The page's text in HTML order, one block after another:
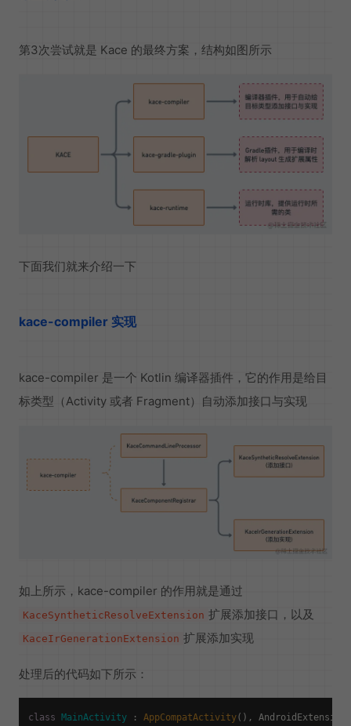
第3次尝试就是 Kace 的最终方案，结构如图所示
下面我们就来介绍一下
kace-compiler 实现
kace-compiler 是一个 Kotlin 编译器插件，它的作用是给目
标类型（Activity 或者 Fragment）自动添加接口与实现
如上所示，kace-compiler 的作用就是通过
KaceSyntheticResolveExtension 扩展添加接口，以及
KaceIrGenerationExtension 扩展添加实现
处理后的代码如下所示：
class MainActivity : AppCompatActivity(),